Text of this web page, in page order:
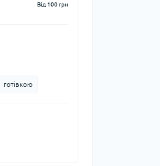
Від 100 грн
готівкою